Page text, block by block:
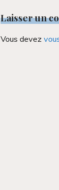
Laisser un
Vous devez